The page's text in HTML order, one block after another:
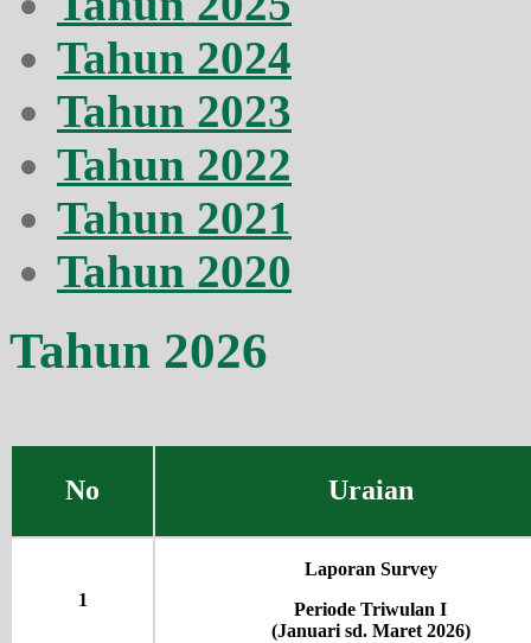
Tahun 2024
Tahun 2023
Tahun 2022
Tahun 2021
Tahun 2020
Tahun 2026
No Uraian
1
Laporan Survey
Periode Triwulan I
(Januari sd. Maret 2026)